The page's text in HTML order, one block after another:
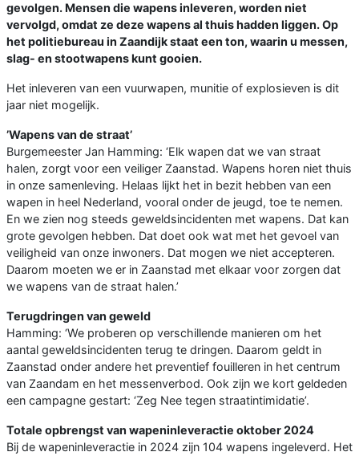
gevolgen. Mensen die wapens inleveren, worden niet
vervolgd, omdat ze deze wapens al thuis hadden liggen. Op
het politiebureau in Zaandijk staat een ton, waarin u messen,
slag- en stootwapens kunt gooien.
Het inleveren van een vuurwapen, munitie of explosieven is dit
jaar niet mogelijk.
’Wapens van de straat’
Burgemeester Jan Hamming: ‘Elk wapen dat we van straat
halen, zorgt voor een veiliger Zaanstad. Wapens horen niet thuis
in onze samenleving. Helaas lijkt het in bezit hebben van een
wapen in heel Nederland, vooral onder de jeugd, toe te nemen.
En we zien nog steeds geweldsincidenten met wapens. Dat kan
grote gevolgen hebben. Dat doet ook wat met het gevoel van
veiligheid van onze inwoners. Dat mogen we niet accepteren.
Daarom moeten we er in Zaanstad met elkaar voor zorgen dat
we wapens van de straat halen.’
Terugdringen van geweld
Hamming: ‘We proberen op verschillende manieren om het
aantal geweldsincidenten terug te dringen. Daarom geldt in
Zaanstad onder andere het preventief fouilleren in het centrum
van Zaandam en het messenverbod. Ook zijn we kort geldeden
een campagne gestart: ‘Zeg Nee tegen straatintimidatie’.
Totale opbrengst van wapeninleveractie oktober 2024
Bij de wapeninleveractie in 2024 zijn 104 wapens ingeleverd. Het